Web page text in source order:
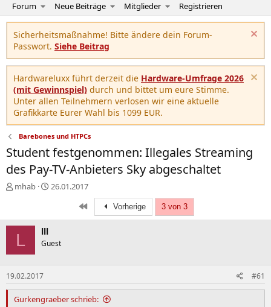
Forum Neue Beiträge Mitglieder Registrieren
Sicherheitsmaßnahme! Bitte ändere dein Forum-
Passwort. Siehe Beitrag
Hardwareluxx führt derzeit die Hardware-Umfrage 2026
(mit Gewinnspiel) durch und bittet um eure Stimme.
Unter allen Teilnehmern verlosen wir eine aktuelle
Grafikkarte Eurer Wahl bis 1099 EUR.
Barebones und HTPCs
Student festgenommen: Illegales Streaming
des Pay-TV-Anbieters Sky abgeschaltet
E
e
r
mhab
E
l
m
26.01.2017
Erste Vorherige 3 von 3
L lll
Guest
19.02.2017 #61
Gurkengraeber schrieb: